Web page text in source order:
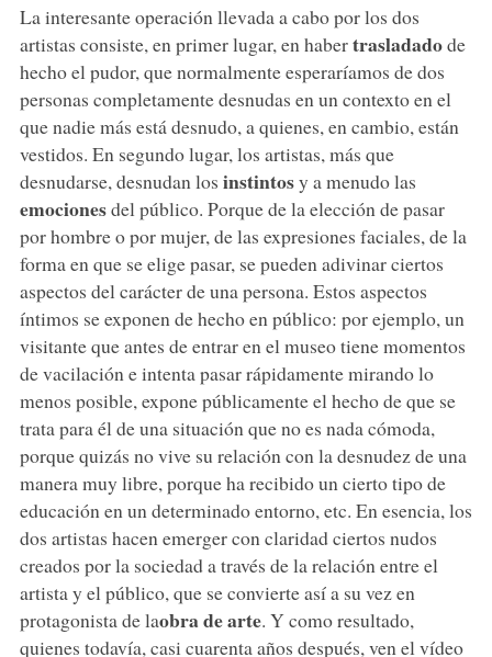
La interesante operación llevada a cabo por los dos
artistas consiste, en primer lugar, en habertrasladadode
hecho el pudor, que normalmente esperaríamos de dos
personas completamente desnudas en un contexto en el
que nadie más está desnudo, a quienes, en cambio, están
vestidos. En segundo lugar, los artistas, más que
desnudarse, desnudan los instintosy a menudo las
emocionesdel público. Porque de la elección de pasar
por hombre o por mujer, de las expresiones faciales, de la
forma en que se elige pasar, se pueden adivinar ciertos
aspectos del carácter de una persona. Estos aspectos
íntimos se exponen de hecho en público: por ejemplo, un
visitante que antes de entrar en el museo tiene momentos
de vacilación e intenta pasar rápidamente mirando lo
menos posible, expone públicamente el hecho de que se
trata para él de una situación que no es nada cómoda,
porque quizás no vive su relación con la desnudez de una
manera muy libre, porque ha recibido un cierto tipo de
educación en un determinado entorno, etc. En esencia, los
dos artistas hacen emerger con claridad ciertos nudos
creados por la sociedad a través de la relación entre el
artista y el público, que se convierte así a su vez en
protagonista de laobra de arte. Y como resultado,
quienes todavía, casi cuarenta años después, ven el vídeo